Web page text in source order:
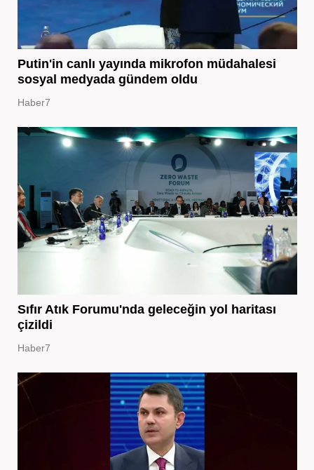
Putin'in canlı yayında mikrofon müdahalesi
sosyal medyada gündem oldu
Haber7
Sıfır Atık Forumu'nda geleceğin yol haritası
çizildi
Haber7